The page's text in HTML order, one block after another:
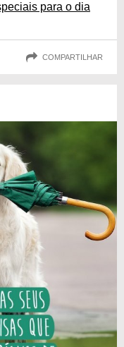
para o dia
COMPARTILHAR